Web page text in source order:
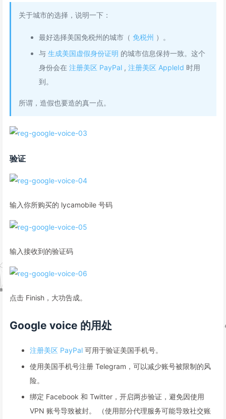
关于城市的选择，说明一下：
最好选择美国免税州的城市（ 免税州 ）。
与 生成美国虚假身份证明 的城市信息保持一致。这个
身份会在 注册美区 PayPal , 注册美区 AppleId 时用
到。
所谓，造假也要造的真一点。
验证
输入你所购买的 lycamobile 号码
输入接收到的验证码
点击 Finish，大功告成。
Google voice 的用处
注册美区 PayPal 可用于验证美国手机号。
使用美国手机号注册 Telegram，可以减少账号被限制的风
险。
绑定 Facebook 和 Twitter，开启两步验证，避免因使用
VPN 账号导致被封。 （使用部分代理服务可能导致社交账